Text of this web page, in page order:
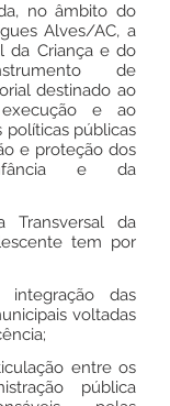
no âmbito do
Alves/AC, a
da Criança e do
de
destinado ao
e ao
públicas
e proteção dos
e da
Transversal da
tem por
das
voltadas
entre os
pública